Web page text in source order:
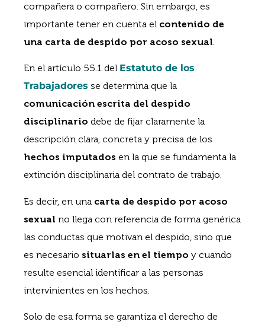
compañera o compañero. Sin embargo, es
importante tener en cuenta el contenido de
una carta de despido por acoso sexual.
En el artículo 55.1 del Estatuto de los
Trabajadores se determina que la
comunicación escrita del despido
disciplinario debe de fijar claramente la
descripción clara, concreta y precisa de los
hechos imputados en la que se fundamenta la
extinción disciplinaria del contrato de trabajo.
Es decir, en una carta de despido por acoso
sexual no llega con referencia de forma genérica
las conductas que motivan el despido, sino que
es necesario situarlas en el tiempo y cuando
resulte esencial identificar a las personas
intervinientes en los hechos.
Solo de esa forma se garantiza el derecho de